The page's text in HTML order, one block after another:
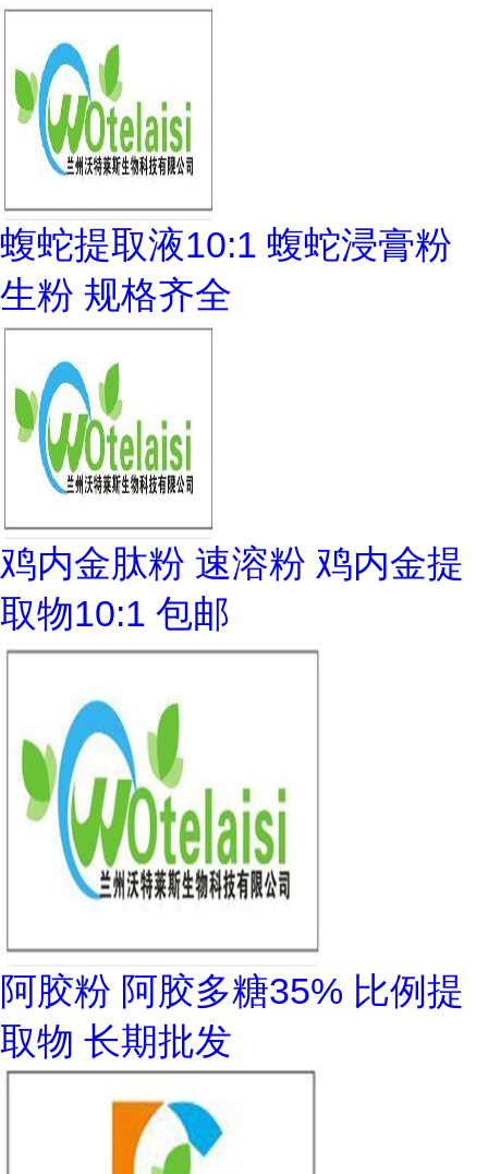
蝮蛇提取液10:1 蝮蛇浸膏粉
生粉 规格齐全
鸡内金肽粉 速溶粉 鸡内金提
取物10:1 包邮
阿胶粉 阿胶多糖35% 比例提
取物 长期批发